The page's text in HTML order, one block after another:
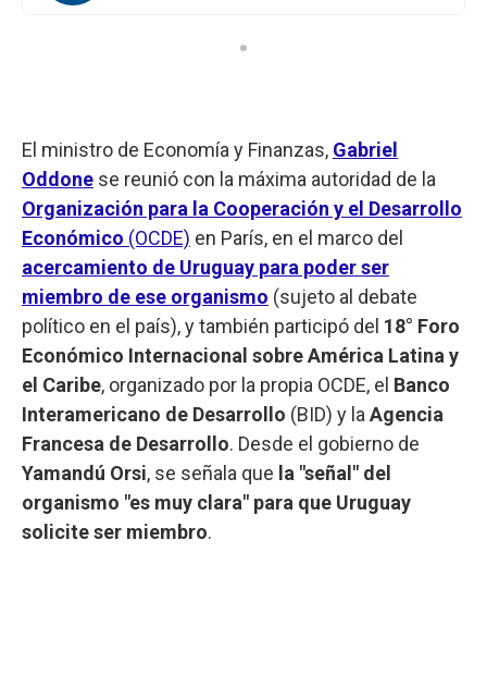
El ministro de Economía y Finanzas, Gabriel
Oddone se reunió con la máxima autoridad de la
Organización para la Cooperación y el Desarrollo
Económico (OCDE) en París, en el marco del
acercamiento de Uruguay para poder ser
miembro de ese organismo (sujeto al debate
político en el país), y también participó del 18° Foro
Económico Internacional sobre América Latina y
el Caribe, organizado por la propia OCDE, el Banco
Interamericano de Desarrollo (BID) y la Agencia
Francesa de Desarrollo. Desde el gobierno de
Yamandú Orsi, se señala que la "señal" del
organismo "es muy clara" para que Uruguay
solicite ser miembro.